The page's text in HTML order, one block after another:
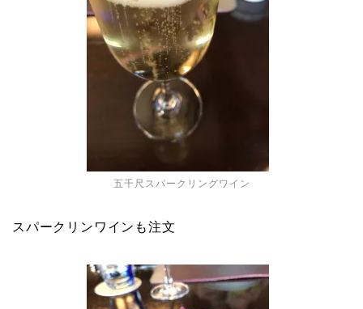
五千尺スパークリングワイン
スパークリンワインも注文